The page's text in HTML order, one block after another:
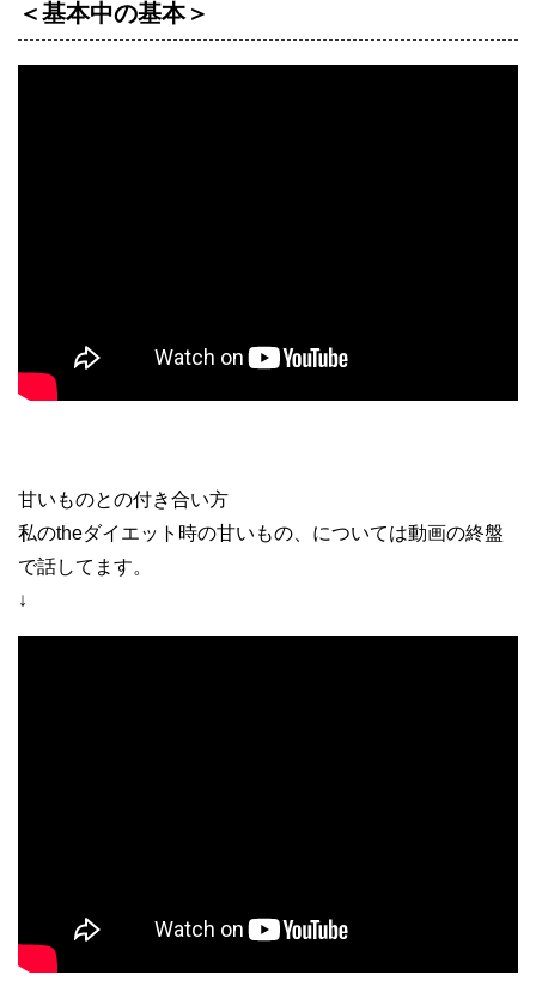
＜基本中の基本＞
甘いものとの付き合い方
私のtheダイエット時の甘いもの、については動画の終盤
で話してます。
↓